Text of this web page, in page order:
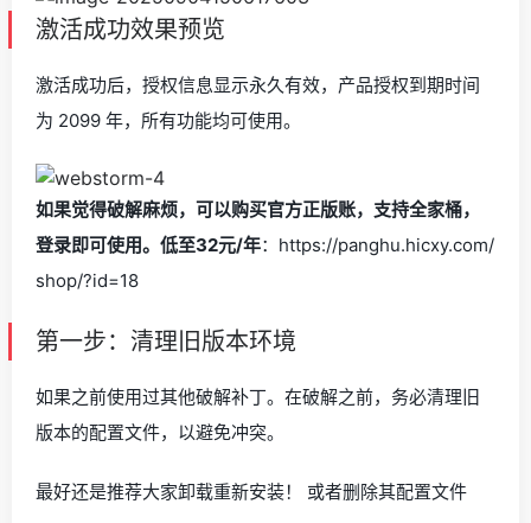
激活成功效果预览
激活成功后，授权信息显示永久有效，产品授权到期时间
为 2099 年，所有功能均可使用。
如果觉得破解麻烦，可以购买官方正版账，支持全家桶，
登录即可使用。低至32元/年：https://panghu.hicxy.com/
shop/?id=18
第一步：清理旧版本环境
如果之前使用过其他破解补丁。在破解之前，务必清理旧
版本的配置文件，以避免冲突。
最好还是推荐大家卸载重新安装！ 或者删除其配置文件